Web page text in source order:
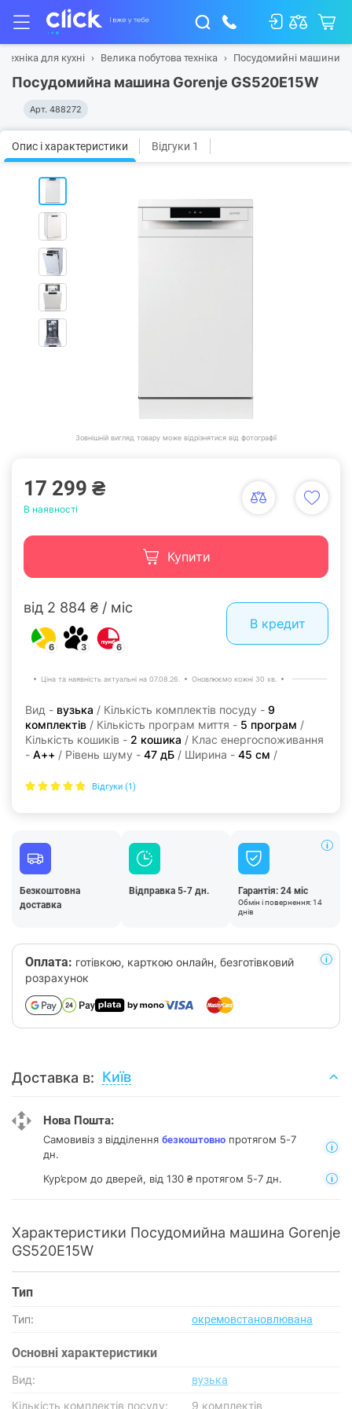
Техніка для кухні Велика побутова техніка Посудомийні машини
Посудомийна машина Gorenje GS520E15W
Арт. 488272
Опис і характеристики Відгуки 1
Зовнішній вигляд товару може відрізнятися від фотографії
17 299 ₴
В наявності
Купити
від 2 884 ₴ / міс
6 3 6
В кредит
Ціна та наявність актуальні на 07.08.26. Оновлюємо кожні 30 хв.
Вид - вузька / Кількість комплектів посуду - 9
комплектів / Кількість програм миття - 5 програм /
Кількість кошиків - 2 кошика / Клас енергоспоживання
- A++ / Рівень шуму - 47 дБ / Ширина - 45 см /
Відгуки (1)
Безкоштовна
доставка
Відправка 5-7 дн. Гарантія: 24 міс
Обмін і повернення: 14
днів
Оплата: готівкою, карткою онлайн, безготівковий
розрахунок
Доставка в: Київ
Нова Пошта:
Самовивіз з відділення безкоштовно протягом 5-7
дн.
Кур’єром до дверей, від 130 ₴ протягом 5-7 дн.
Характеристики Посудомийна машина Gorenje
GS520E15W
Тип
Тип: окремовстановлювана
Основнi характеристики
Вид: вузька
Кількість комплектів посуду: 9 комплектів